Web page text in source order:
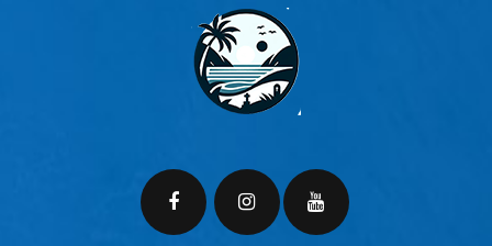
perfeito para viver
momentos mágicos,
navegando pelas
transparentes de
Bombinhas. Por que
viver esta experiência?